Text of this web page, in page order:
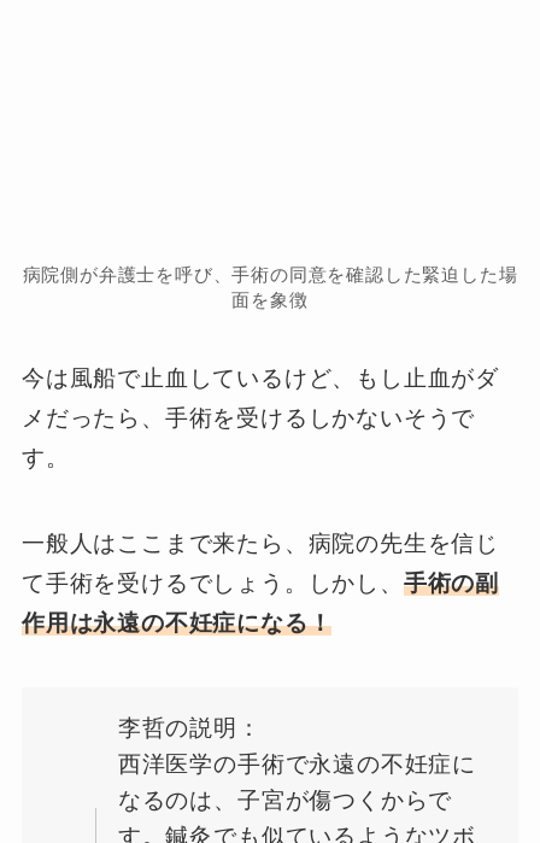
病院側が弁護士を呼び、手術の同意を確認した緊迫した場
面を象徴
今は風船で止血しているけど、もし止血がダ
メだったら、手術を受けるしかないそうで
す。
一般人はここまで来たら、病院の先生を信じ
て手術を受けるでしょう。しかし、 手術の副
作用は永遠の不妊症になる！
李哲の説明：
西洋医学の手術で永遠の不妊症に
なるのは、子宮が傷つくからで
す。鍼灸でも似ているようなツボ